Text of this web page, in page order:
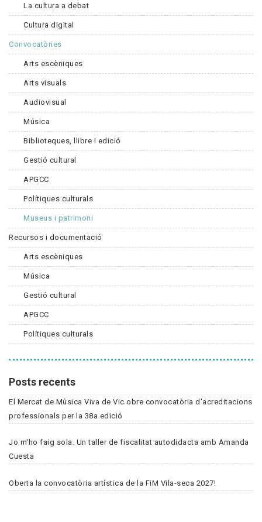
La cultura a debat
Cultura digital
Convocatòries
Arts escèniques
Arts visuals
Audiovisual
Música
Biblioteques, llibre i edició
Gestió cultural
APGCC
Polítiques culturals
Museus i patrimoni
Recursos i documentació
Arts escèniques
Música
Gestió cultural
APGCC
Polítiques culturals
Posts recents
El Mercat de Música Viva de Vic obre convocatòria d'acreditacions
professionals per la 38a edició
Jo m'ho faig sola. Un taller de fiscalitat autodidacta amb Amanda
Cuesta
Oberta la convocatòria artística de la FiM Vila-seca 2027!